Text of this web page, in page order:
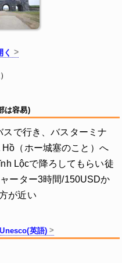
は容易)
スで行き、バスターミナ
（ホー城塞のこと）へ
Lộcで降ろしてもらい徒
ーター3時間/150USDか
が近い
Unesco(英語)